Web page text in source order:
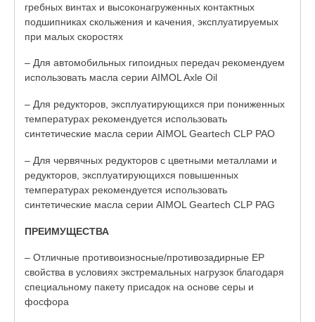
гребных винтах и высоконагруженных контактных
подшипниках скольжения и качения, эксплуатируемых
при малых скоростях
– Для автомобильных гипоидных передач рекомендуем
использовать масла серии AIMOL Axle Oil
– Для редукторов, эксплуатирующихся при пониженных
температурах рекомендуется использовать
синтетические масла серии AIMOL Geartech CLP PAO
– Для червячных редукторов с цветными металлами и
редукторов, эксплуатирующихся повышенных
температурах рекомендуется использовать
синтетические масла серии AIMOL Geartech CLP PAG
ПРЕИМУЩЕСТВА
– Отличные противоизносные/противозадирные ЕР
свойства в условиях экстремальных нагрузок благодаря
специальному пакету присадок на основе серы и
фосфора